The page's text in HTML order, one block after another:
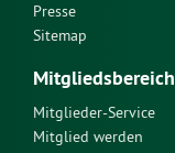
Presse
Sitemap
Mitgliedsbereich
Mitglieder-Service
Mitglied werden